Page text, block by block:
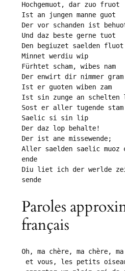
Hochgemuot, dar zuo fruot
Ist an jungen manne guot
Der vor schanden ist
Und daz beste gerne tuot
Den begiuzet saelden fluot
Minnet werdiu wip
Fürhtet scham, wibes nam
Der enwirt dir nimmer gram
Ist er guoten wiben zam
Ist sin zunge an schelten
Sost er aller tugende stam
Saelic si sin lip
Der daz lop behalte!
Der ist ane missewende;
Aller saelden saelic
ende
Diu liet ich der werlde
sende
Paroles
français
Oh, ma chère, ma chère,